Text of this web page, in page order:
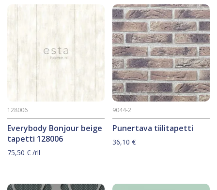
Everybody Bonjour beige
tapetti 128006
128006
75,50 € /rll
Punertava tiilitapetti
9044-2
36,10€